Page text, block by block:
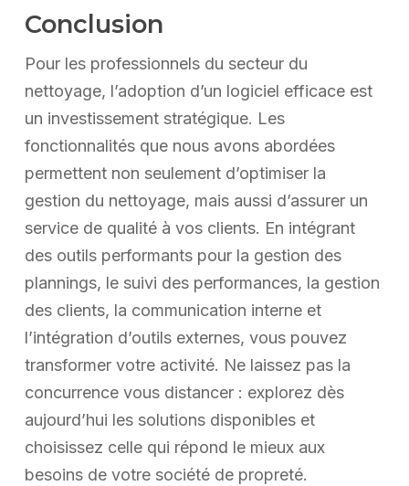
Conclusion
Pour les professionnels du secteur du
nettoyage, l’adoption d’un logiciel efficace est
un investissement stratégique. Les
fonctionnalités que nous avons abordées
permettent non seulement d’optimiser la
gestion du nettoyage, mais aussi d’assurer un
service de qualité à vos clients. En intégrant
des outils performants pour la gestion des
plannings, le suivi des performances, la gestion
des clients, la communication interne et
l’intégration d’outils externes, vous pouvez
transformer votre activité. Ne laissez pas la
concurrence vous distancer : explorez dès
aujourd’hui les solutions disponibles et
choisissez celle qui répond le mieux aux
besoins de votre société de propreté.